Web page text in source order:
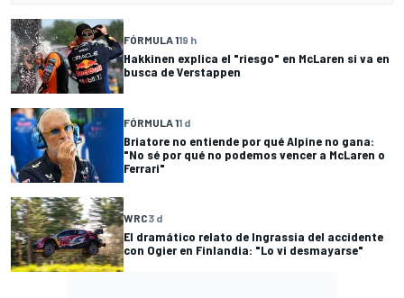
FÓRMULA 119 h
Hakkinen explica el "riesgo" en McLaren si va en
busca de Verstappen
FÓRMULA 11 d
Briatore no entiende por qué Alpine no gana:
"No sé por qué no podemos vencer a McLaren o
Ferrari"
WRC3 d
El dramático relato de Ingrassia del accidente
con Ogier en Finlandia: "Lo vi desmayarse"